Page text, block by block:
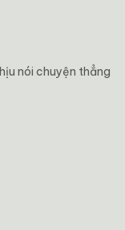
nói chuyện thẳng